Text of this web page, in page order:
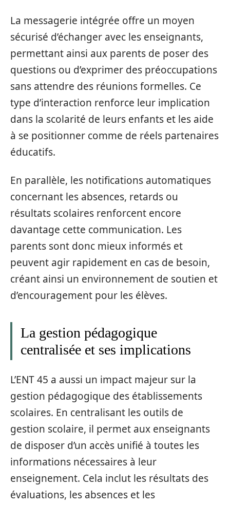
La messagerie intégrée offre un moyen
sécurisé d’échanger avec les enseignants,
permettant ainsi aux parents de poser des
questions ou d’exprimer des préoccupations
sans attendre des réunions formelles. Ce
type d’interaction renforce leur implication
dans la scolarité de leurs enfants et les aide
à se positionner comme de réels partenaires
éducatifs.
En parallèle, les notifications automatiques
concernant les absences, retards ou
résultats scolaires renforcent encore
davantage cette communication. Les
parents sont donc mieux informés et
peuvent agir rapidement en cas de besoin,
créant ainsi un environnement de soutien et
d’encouragement pour les élèves.
La gestion pédagogique
centralisée et ses implications
L’ENT 45 a aussi un impact majeur sur la
gestion pédagogique des établissements
scolaires. En centralisant les outils de
gestion scolaire, il permet aux enseignants
de disposer d’un accès unifié à toutes les
informations nécessaires à leur
enseignement. Cela inclut les résultats des
évaluations, les absences et les